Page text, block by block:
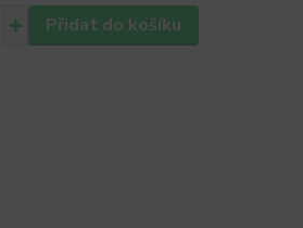
Přidat do košíku